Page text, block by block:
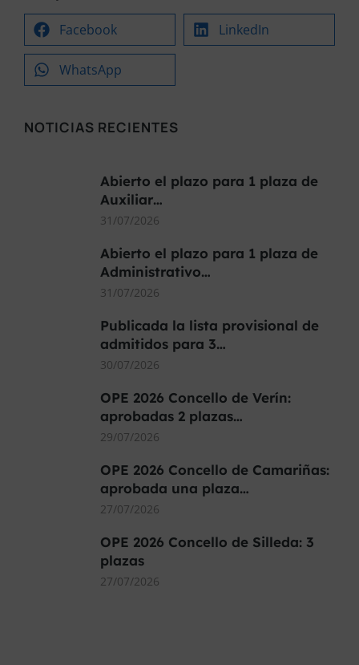
Facebook LinkedIn
WhatsApp
NOTICIAS RECIENTES
Abierto el plazo para 1 plaza de
Auxiliar…
31/07/2026
Abierto el plazo para 1 plaza de
Administrativo…
31/07/2026
Publicada la lista provisional de
admitidos para 3…
30/07/2026
OPE 2026 Concello de Verín:
aprobadas 2 plazas…
29/07/2026
OPE 2026 Concello de Camariñas:
aprobada una plaza…
27/07/2026
OPE 2026 Concello de Silleda: 3
plazas
27/07/2026